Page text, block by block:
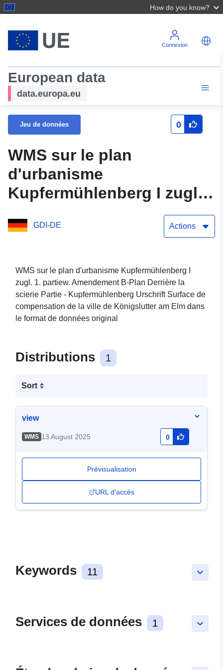
How do you know?
Connexion
European data
data.europa.eu
Jeu de données 0
WMS sur le plan
d'urbanisme
Kupfermühlenberg I zugl.
1. partiew. Amendement B-
Plan Derrière la scierie
Urschrift Surface de
compensation de la ville
de Königslutter am Elm
GDI-DE Actions
WMS sur le plan d'urbanisme Kupfermühlenberg I
zugl. 1. partiew. Amendement B-Plan Derrière la
scierie Partie - Kupfermühlenberg Urschrift Surface de
compensation de la ville de Königslutter am Elm dans
le format de données original
Distributions 1
Sort
view
WMS 13 August 2025 0
Prévisualisation
URL d'accès
keyboard_arrow_down
Keywords 11
keyboard_arrow_down
Services de données 1